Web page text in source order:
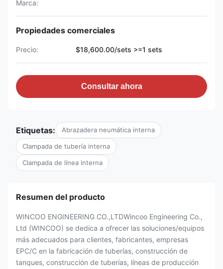
Marca:
Propiedades comerciales
Precio: $18,600.00/sets >=1 sets
Consultar ahora
Etiquetas: Abrazadera neumática interna
Clampada de tubería interna
Clampada de línea interna
Resumen del producto
WINCOO ENGINEERING CO.,LTDWincoo Engineering Co.,
Ltd (WINCOO) se dedica a ofrecer las soluciones/equipos
más adecuados para clientes, fabricantes, empresas
EPC/C en la fabricación de tuberías, construcción de
tanques, construcción de tuberías, líneas de producción